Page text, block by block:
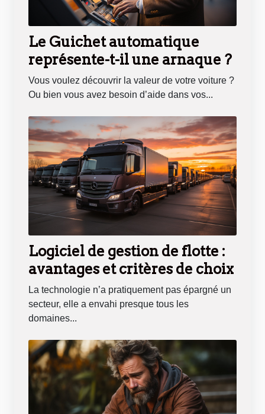
Le Guichet automatique
représente-t-il une arnaque ?
Vous voulez découvrir la valeur de votre voiture ?
Ou bien vous avez besoin d’aide dans vos...
Logiciel de gestion de flotte :
avantages et critères de choix
La technologie n’a pratiquement pas épargné un
secteur, elle a envahi presque tous les
domaines...